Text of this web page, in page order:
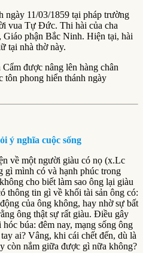
ngày 11/03/1859 tại pháp trường
vua Tự Đức. Thi hài của cha
phận Bắc Ninh. Hiện tại, hài
tại nhà thờ này.
được nâng lên hàng chân
tôn phong hiển thánh ngày
ý nghĩa cuộc sống
về một người giàu có nọ (x.Lc
gì mình có và hạnh phúc trong
cho biết làm sao ông lại giàu
thông tin gì về khối tài sản ông có:
của ông không, hay nhờ sự bất
ông thật sự rất giàu. Điều gây
búa: đêm nay, mạng sống ông
ai? Vâng, khi cái chết đến, dù là
còn nắm giữa được gì nữa không?